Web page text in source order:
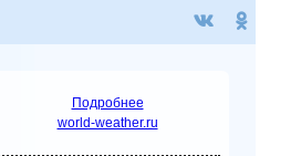
Подробнее
world-weather.ru